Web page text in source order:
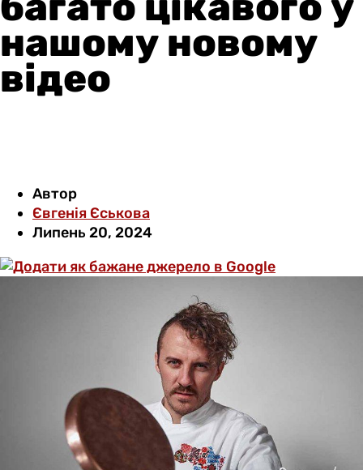
нашому новому
відео
Автор
Євгенія Єськова
Липень 20, 2024